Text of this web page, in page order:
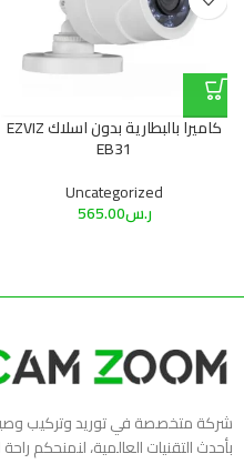
كاميرا بالبطارية بدون اسلاك EZVIZ
EB31
Uncategorized
ر.س565.00
شركة متخصصة في توريد وتركيب
بأحدث التقنيات العالمية، لنمنحكم